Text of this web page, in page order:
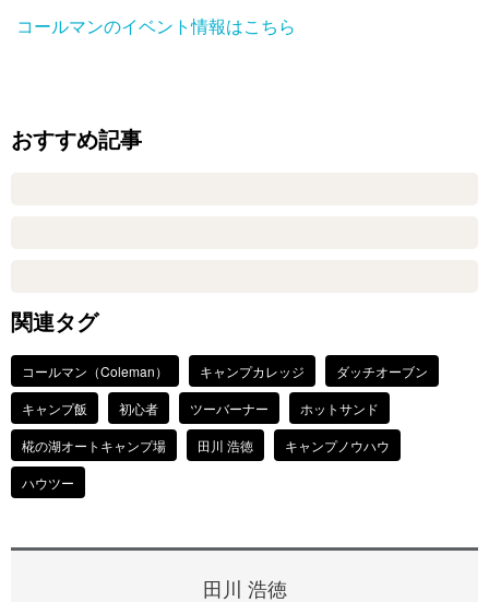
コールマンのイベント情報はこちら
おすすめ記事
関連タグ
コールマン（Coleman） キャンプカレッジ
ダッチオーブン
キャンプ飯
初心者 ツーバーナー
ホットサンド
椛の湖オートキャンプ場
田川 浩徳
キャンプノウハウ
ハウツー
田川 浩徳